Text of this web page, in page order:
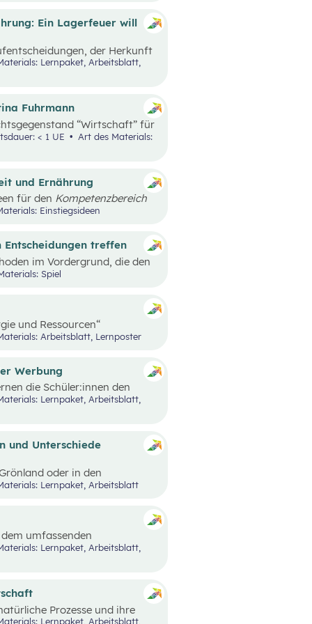
treffen
im Vordergrund, die den
zu stellen. Spielerisch erleben
wie sich
Spiel
und Unterschiede
oder in den
und Unterschiede gibt es?
und oft sehr
diese Lebensbereiche
leben.
Lernpaket, Arbeitsblatt
Ein Lagerfeuer will
der Herkunft
Ernährung sowie
ist rund um das
Werbung
die Schüler:innen den
kennen.
und Ernährung
für den Kompetenzbereich
Ernährung“
Einstiegsideen
umfassenden
Black Stories– kurze
von Armut und
Fokus auf Armut und damit
und Ressourcen“
und Beispielen,
besprochen wurden,
Arbeitsblatt, Lernposter
Fuhrmann
“Wirtschaft” für
konzipiert. Wirtschaft
Mittelpunkt.
< 1 UE
Prozesse und ihre
Wirtschaft behandelt.